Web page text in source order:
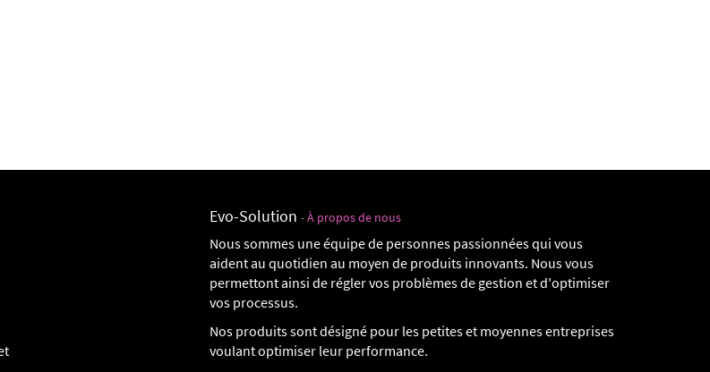
Evo-Solution -À propos de nous
Nous sommes une équipe de personnes passionnées qui vous
aident au quotidien au moyen de produits innovants. Nous vous
permettont ainsi de régler vos problèmes de gestion et d'optimiser
vos processus.
Nos produits sont désigné pour les petites et moyennes entreprises
voulant optimiser leur performance.